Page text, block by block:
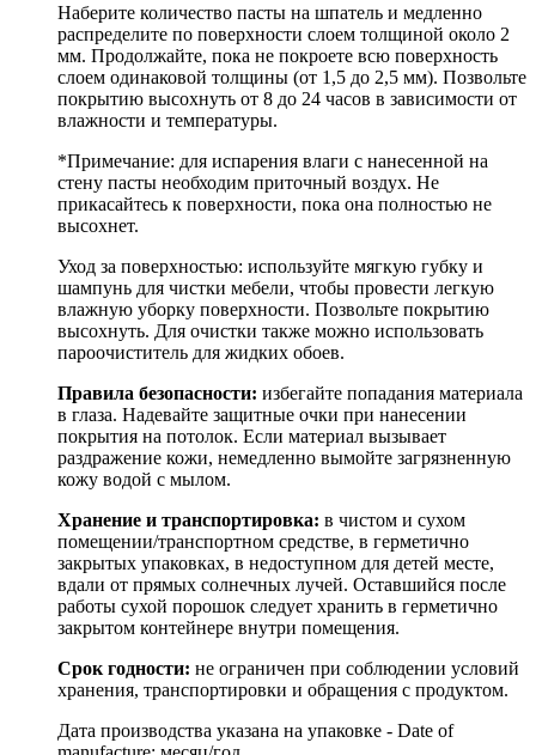
Наберите количество пасты на шпатель и медленно
распределите по поверхности слоем толщиной около 2
мм. Продолжайте, пока не покроете всю поверхность
слоем одинаковой толщины (от 1,5 до 2,5 мм). Позвольте
покрытию высохнуть от 8 до 24 часов в зависимости от
влажности и температуры.
*Примечание: для испарения влаги с нанесенной на
стену пасты необходим приточный воздух. Не
прикасайтесь к поверхности, пока она полностью не
высохнет.
Уход за поверхностью: используйте мягкую губку и
шампунь для чистки мебели, чтобы провести легкую
влажную уборку поверхности. Позвольте покрытию
высохнуть. Для очистки также можно использовать
пароочиститель для жидких обоев.
Правила безопасности: избегайте попадания материала
в глаза. Надевайте защитные очки при нанесении
покрытия на потолок. Если материал вызывает
раздражение кожи, немедленно вымойте загрязненную
кожу водой с мылом.
Хранение и транспортировка: в чистом и сухом
помещении/транспортном средстве, в герметично
закрытых упаковках, в недоступном для детей месте,
вдали от прямых солнечных лучей. Оставшийся после
работы сухой порошок следует хранить в герметично
закрытом контейнере внутри помещения.
Срок годности: не ограничен при соблюдении условий
хранения, транспортировки и обращения с продуктом.
Дата производства указана на упаковке - Date of